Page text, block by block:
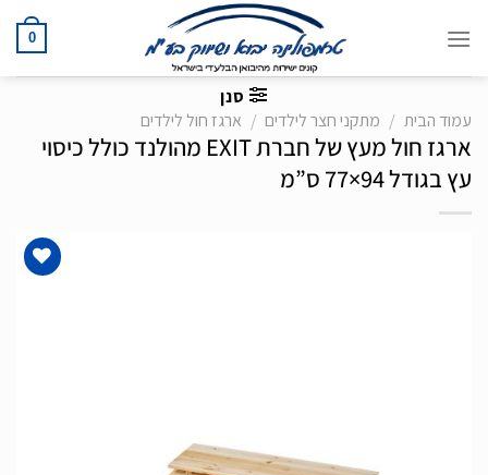
0
סנן
עמוד הבית
/ מתקני חצר לילדים / ארגז חול לילדים
ארגז חול מעץ של חברת EXIT מהולנד כולל כיסוי
עץ בגודל 94×77 ס”מ